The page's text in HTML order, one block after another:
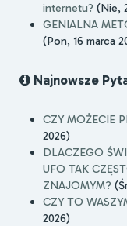
internetu? (Nie,
GENIALNA
(Pon, 16 marca
Najnowsze
CZY MOŻECIE
2026)
DLACZEGO
UFO TAK
ZNAJOMYM?
CZY TO
2026)